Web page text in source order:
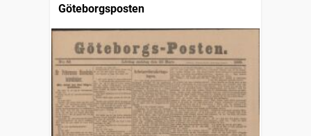
Göteborgsposten